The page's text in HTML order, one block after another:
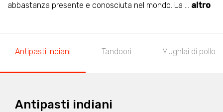
abbastanza presente e conosciuta nel mondo. La ... altro
Antipasti indiani Tandoori Mughlai di pollo
Antipasti indiani